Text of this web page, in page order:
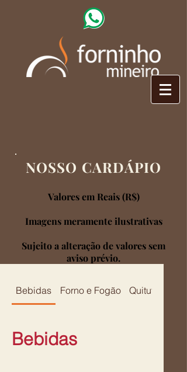
NOSSO CARDÁPIO
Valores em Reais (R$)
Imagens meramente ilustrativas
Sujeito a alteração de valores sem
aviso prévio.
Bebidas Forno e Fogão Quitutes
Bebidas